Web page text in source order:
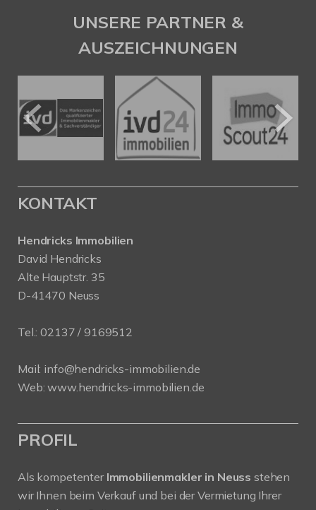
UNSERE PARTNER &
AUSZEICHNUNGEN
KONTAKT
Hendricks Immobilien
David Hendricks
Alte Hauptstr. 35
D-41470 Neuss
Tel.: 02137 / 9169512
Mail: info@hendricks-immobilien.de
Web:www.hendricks-immobilien.de
PROFIL
Als kompetenter Immobilienmakler in Neuss stehen
wir Ihnen beim Verkauf und bei der Vermietung Ihrer